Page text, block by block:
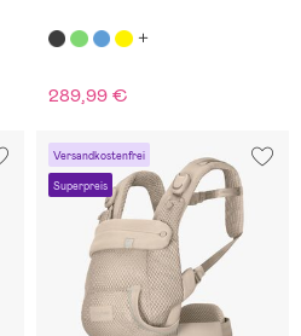
289,99 €
Versandkostenfrei
Superpreis